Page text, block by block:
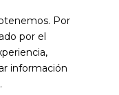
Por
por el
información